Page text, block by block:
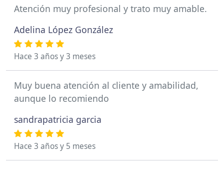
Atención muy profesional y trato muy amable.
Adelina López González
Hace 3 años y 3 meses
Muy buena atención al cliente y amabilidad,
aunque lo recomiendo
sandrapatricia garcia
Hace 3 años y 5 meses